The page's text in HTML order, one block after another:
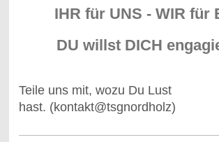
IHR für UNS - WIR für
DU willst DICH
Teile uns mit, wozu Du Lust
hast. (kontakt@tsgnordholz)